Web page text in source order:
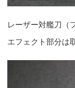
レーザー対艦刀（
エフェクト部分は